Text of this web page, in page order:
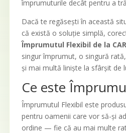
împrumuturile decât pentru a
Dacă te regăsești în această
că există o soluție simplă,
Împrumutul Flexibil de la
singur împrumut, o singură
și mai multă liniște la sfârșit de
Ce este
Împrumutul Flexibil este
pentru oamenii care vor să-și
ordine — fie că au mai multe